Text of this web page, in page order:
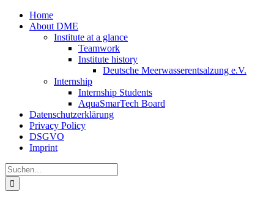
Zum
Inhalt
Home
About DME
Institute at a glance
Teamwork
Institute history
Deutsche Meerwasserentsalzung e.V.
Internship
Internship Students
AquaSmarTech Board
Datenschutzerklärung
Privacy Policy
DSGVO
Imprint
Instagram
LinkedIn
E-
Mail
Xing
Facebook
X
Suche
nach: